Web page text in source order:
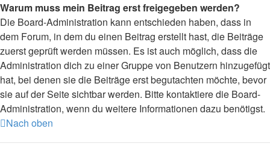
Warum muss mein Beitrag erst freigegeben werden?
Die Board-Administration kann entschieden haben, dass in
dem Forum, in dem du einen Beitrag erstellt hast, die Beiträge
zuerst geprüft werden müssen. Es ist auch möglich, dass die
Administration dich zu einer Gruppe von Benutzern hinzugefügt
hat, bei denen sie die Beiträge erst begutachten möchte, bevor
sie auf der Seite sichtbar werden. Bitte kontaktiere die Board-
Administration, wenn du weitere Informationen dazu benötigst.
Nach oben